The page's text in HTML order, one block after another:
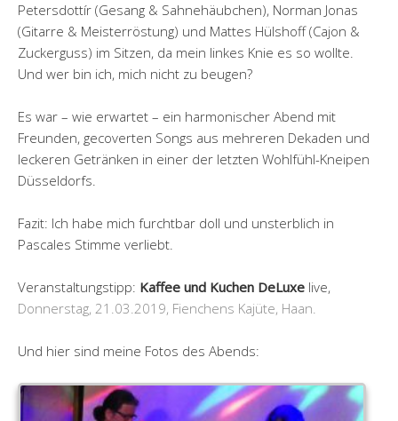
Petersdottír (Gesang & Sahnehäubchen), Norman Jonas
(Gitarre & Meisterröstung) und Mattes Hülshoff (Cajon &
Zuckerguss) im Sitzen, da mein linkes Knie es so wollte.
Und wer bin ich, mich nicht zu beugen?
Es war – wie erwartet – ein harmonischer Abend mit
Freunden, gecoverten Songs aus mehreren Dekaden und
leckeren Getränken in einer der letzten Wohlfühl-Kneipen
Düsseldorfs.
Fazit: Ich habe mich furchtbar doll und unsterblich in
Pascales Stimme verliebt.
Veranstaltungstipp: Kaffee und Kuchen DeLuxe live,
Donnerstag, 21.03.2019, Fienchens Kajüte, Haan.
Und hier sind meine Fotos des Abends: